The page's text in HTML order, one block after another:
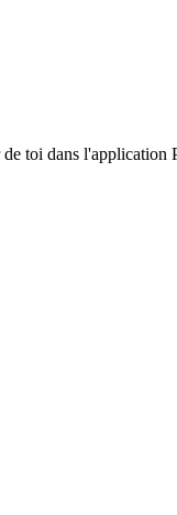
toi dans l'application